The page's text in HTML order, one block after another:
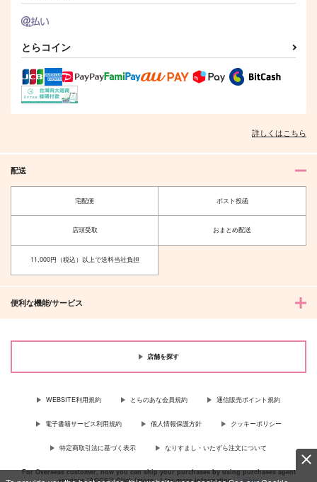
とらコイン
詳しくはこちら
配送
宅配便 ポスト投函
店頭受取 おまとめ配送
11,000円（税込）以上で送料当社負担
便利な機能/サービス
店舗を探す
WEBSITE利用規約 とらのあな会員規約 通信販売ポイント規約
電子書籍サービス利用規約 個人情報保護方針 クッキーポリシー
特定商取引法に基づく表示 なりすまし・いたずら注文について
For Overseas customer, now you can ship your purchases by using purchases agent